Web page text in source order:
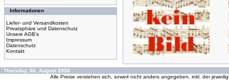
Informationen
Liefer- und Versandkosten
Privatsphäre und Datenschutz
Unsere AGB's
Impressum
Datenschutz
Kontakt
Thursday, 06. August 2026
Alle Preise verstehen sich, soweit nicht anders angegeben, inkl. der